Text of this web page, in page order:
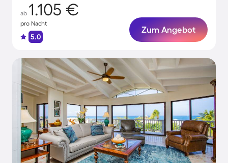
ab 1.105 €
pro Nacht
5.0
Zum Angebot